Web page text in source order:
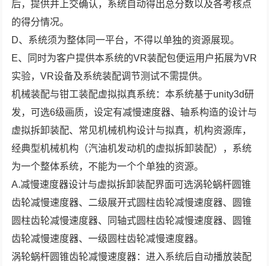
后，提供并上交确认，系统自动得出总分数以及各考核点
的得分情况。
D、系统须为整体同一平台，不得以单独的资源展现。
E、同时为客户提供本系统的VR装配包便运用户拓展为VR
实验，VR设备及系统装配调节测试不需提供。
机械装配与钳工装配虚拟拟真系统：本系统基于unity3d研
发，可选6级画质，设定有减慢速度器、轴系构造的设计与
虚拟拆卸装配、常见机械机构设计与拟真，机构资源库，
经典型机械机构（汽油机发动机的虚拟拆卸装配），系统
为一个整体系统，不能为一个个单独的资源。
A.减慢速度器设计与虚拟拆卸装配界面可选涡轮蜗杆圆锥
齿轮减慢速度器、二级展开式圆柱齿轮减慢速度器、圆锥
圆柱齿轮减慢速度器、同轴式圆柱齿轮减慢速度器、圆锥
齿轮减慢速度器、一级圆柱齿轮减慢速度器。
涡轮蜗杆圆锥齿轮减慢速度器：进入系统后自动播放装配